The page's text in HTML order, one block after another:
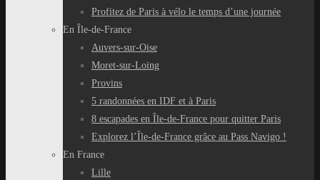
Profitez de Paris à vélo le temps d’une journée
En Île-de-France
Auvers-sur-Oise
Moret-sur-Loing
Provins
5 randonnées en IDF et à Paris
8 escapades en Île-de-France pour quitter Paris
Explorez l’Île-de-France grâce au Pass Navigo !
En France
Lille